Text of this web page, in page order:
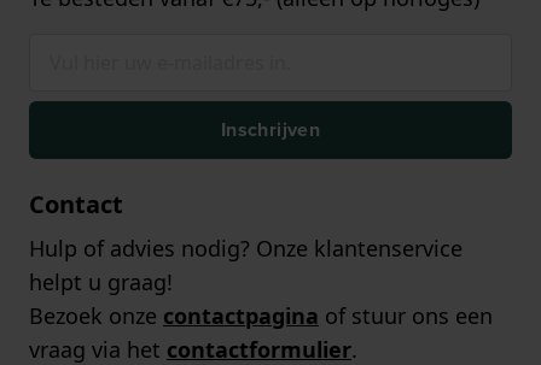
Inschrijven
Contact
Hulp of advies nodig? Onze klantenservice
helpt u graag!
Bezoek onze contactpagina of stuur ons een
vraag via het contactformulier.